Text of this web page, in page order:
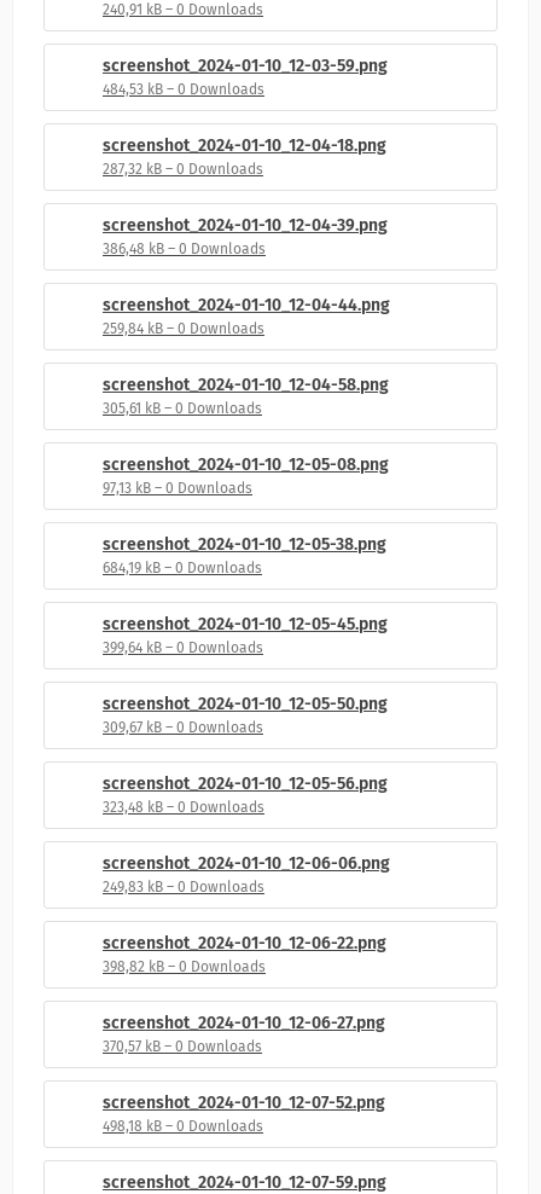
240,91 kB – 0 Downloads
screenshot_2024-01-10_12-03-59.png
484,53 kB – 0 Downloads
screenshot_2024-01-10_12-04-18.png
287,32 kB – 0 Downloads
screenshot_2024-01-10_12-04-39.png
386,48 kB – 0 Downloads
screenshot_2024-01-10_12-04-44.png
259,84 kB – 0 Downloads
screenshot_2024-01-10_12-04-58.png
305,61 kB – 0 Downloads
screenshot_2024-01-10_12-05-08.png
97,13 kB – 0 Downloads
screenshot_2024-01-10_12-05-38.png
684,19 kB – 0 Downloads
screenshot_2024-01-10_12-05-45.png
399,64 kB – 0 Downloads
screenshot_2024-01-10_12-05-50.png
309,67 kB – 0 Downloads
screenshot_2024-01-10_12-05-56.png
323,48 kB – 0 Downloads
screenshot_2024-01-10_12-06-06.png
249,83 kB – 0 Downloads
screenshot_2024-01-10_12-06-22.png
398,82 kB – 0 Downloads
screenshot_2024-01-10_12-06-27.png
370,57 kB – 0 Downloads
screenshot_2024-01-10_12-07-52.png
498,18 kB – 0 Downloads
screenshot_2024-01-10_12-07-59.png